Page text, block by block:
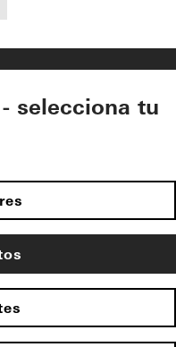
selecciona tu